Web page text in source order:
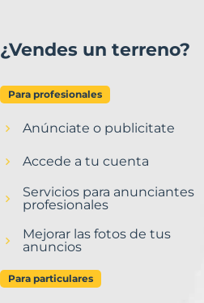
¿Vendes un terreno?
Para profesionales
Anúnciate o publicitate
Accede a tu cuenta
Servicios para anunciantes
profesionales
Mejorar las fotos de tus
anuncios
Para particulares